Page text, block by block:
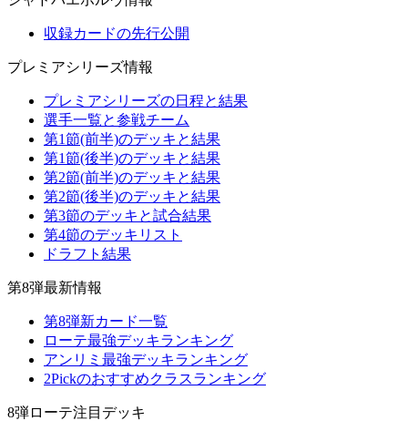
収録カードの先行公開
プレミアシリーズ情報
プレミアシリーズの日程と結果
選手一覧と参戦チーム
第1節(前半)のデッキと結果
第1節(後半)のデッキと結果
第2節(前半)のデッキと結果
第2節(後半)のデッキと結果
第3節のデッキと試合結果
第4節のデッキリスト
ドラフト結果
第8弾最新情報
第8弾新カード一覧
ローテ最強デッキランキング
アンリミ最強デッキランキング
2Pickのおすすめクラスランキング
8弾ローテ注目デッキ